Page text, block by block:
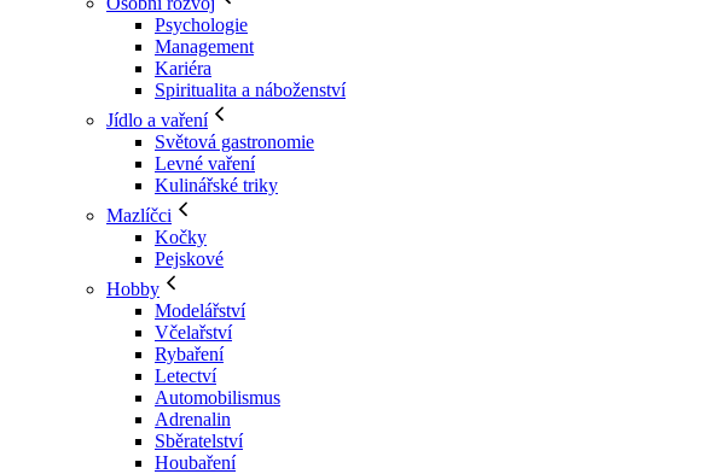
Psychologie
Management
Kariéra
Spiritualita a náboženství
Jídlo a vaření
Světová gastronomie
Levné vaření
Kulinářské triky
Mazlíčci
Kočky
Pejskové
Hobby
Modelářství
Včelařství
Rybaření
Letectví
Automobilismus
Adrenalin
Sběratelství
Houbaření